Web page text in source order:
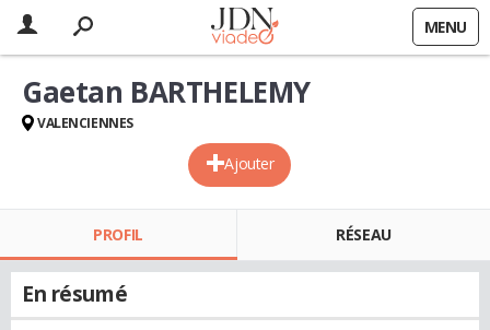
MENU
Ajouter
Gaetan BARTHELEMY
VALENCIENNES
PROFIL RÉSEAU
En résumé